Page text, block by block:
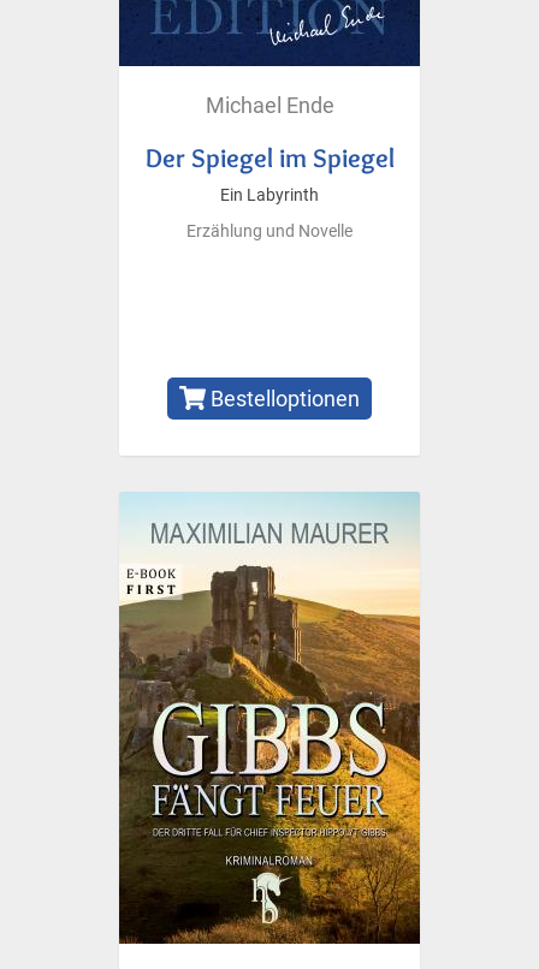
Michael Ende
Der Spiegel im Spiegel
Ein Labyrinth
Erzählung und Novelle
Bestelloptionen